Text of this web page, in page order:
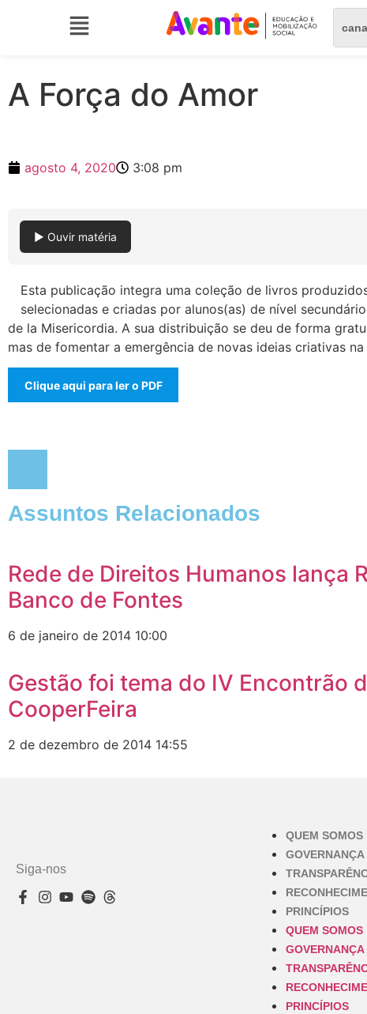
A Força do Amor
agosto 4, 2020 3:08 pm
▶ Ouvir matéria
Esta publicação integra uma coleção de livros
selecionadas e criadas por alunos(as) de nível
de la Misericordia. A sua distribuição se deu de forma
mas de fomentar a emergência de novas ideias criativas
Clique aqui para ler o PDF
Assuntos Relacionados
Rede de Direitos Humanos lança
Banco de Fontes
6 de janeiro de 2014 10:00
Gestão foi tema do IV Encontrão
CooperFeira
2 de dezembro de 2014 14:55
Siga-nos
QUEM SOMOS
GOVERNANÇA
PRINCÍPIOS
QUEM SOMOS
GOVERNANÇA
PRINCÍPIOS